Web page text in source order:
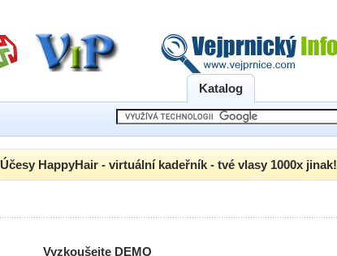
Katalog
Účesy HappyHair - virtuální kadeřník - tvé vlasy 1000x jinak!
Vyzkoušejte DEMO